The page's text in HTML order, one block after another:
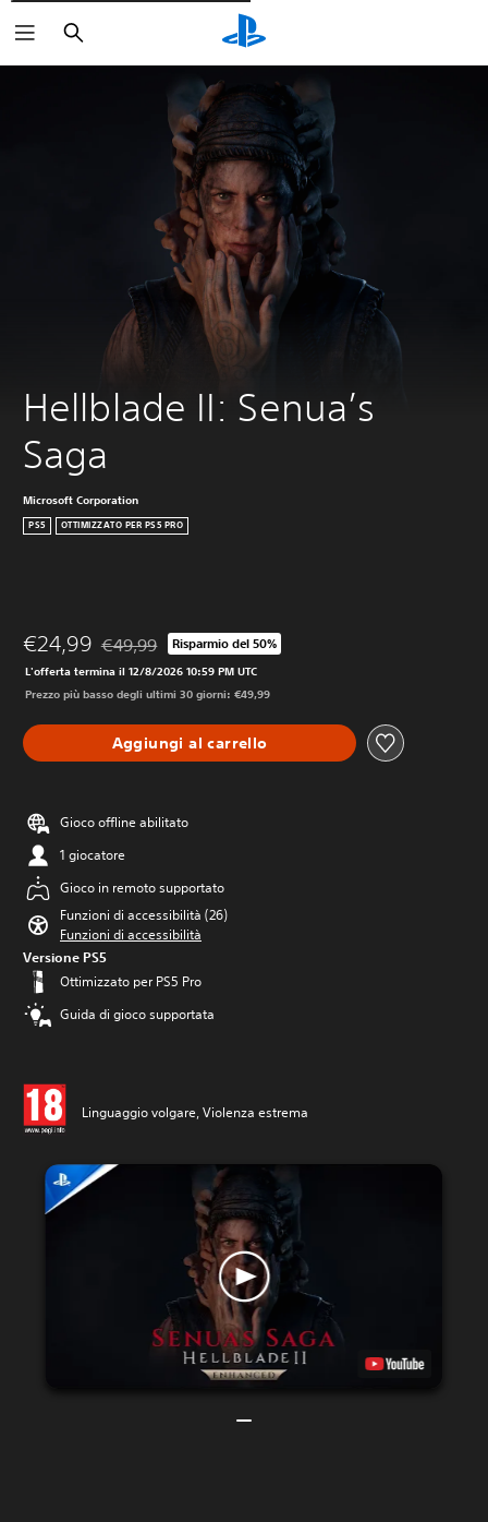
Cerca
Hellblade II: Senua’s
Saga
Microsoft Corporation
PS5 OTTIMIZZATO PER PS5 PRO
€24,99 Scontato dal prezzo originale di €49,99
€49,99 Risparmio del 50%
L'offerta termina il 12/8/2026 10:59 PM UTC
Prezzo più basso degli ultimi 30 giorni: €49,99
Aggiungi al carrello
Gioco offline abilitato
1 giocatore
Gioco in remoto supportato
Funzioni di accessibilità (26)
Funzioni di accessibilità
Versione PS5
Ottimizzato per PS5 Pro
Guida di gioco supportata
Linguaggio volgare, Violenza estrema